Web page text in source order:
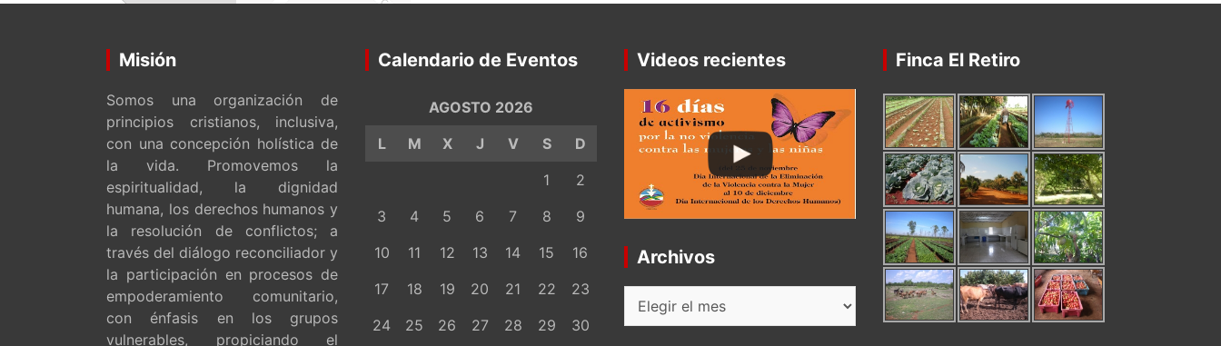
Misión
Somos una organización de
principios cristianos, inclusiva,
con una concepción holística de
la vida. Promovemos la
espiritualidad, la dignidad
humana, los derechos humanos y
la resolución de conflictos; a
través del diálogo reconciliador y
la participación en procesos de
empoderamiento comunitario,
con énfasis en los grupos
vulnerables, propiciando el
Calendario de Eventos
AGOSTO 2026
L
M X J V S
D
1
2
3
4 5 6 7 8
9
10
11 12 13 14 15
16
17
18 19 20 21 22
23
24
25 26 27 28 29
30
Videos recientes
Archivos
Archivos
Finca El Retiro